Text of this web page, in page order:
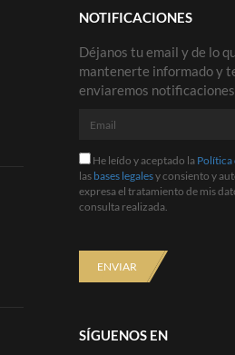
NOTIFICACIONES
Déjanos tu email y de lo
mantenerte informado y
enviaremos
Email
He
leído
y
aceptado
de
privacidad
y
y
He leído y aceptado la Política
las bases legalesy consiento y
expresa el tratamiento de mis
consulta realizada.
ENVIAR
SÍGUENOS EN